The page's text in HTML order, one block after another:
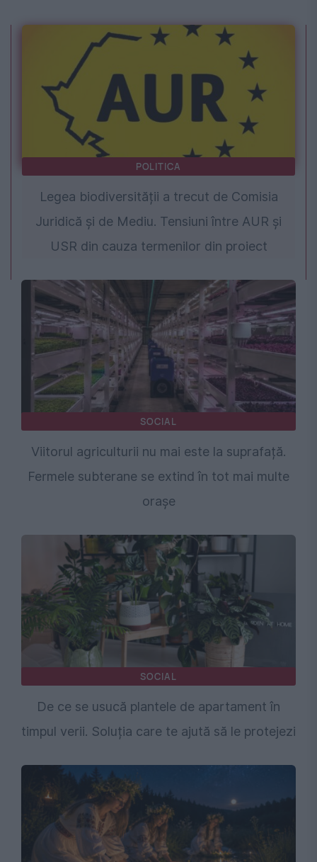
POLITICA
Legea biodiversității a trecut de Comisia
Juridică și de Mediu. Tensiuni între AUR și
USR din cauza termenilor din proiect
SOCIAL
Viitorul agriculturii nu mai este la suprafață.
Fermele subterane se extind în tot mai multe
orașe
SOCIAL
De ce se usucă plantele de apartament în
timpul verii. Soluția care te ajută să le protejezi